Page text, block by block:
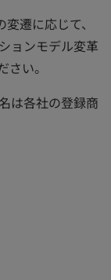
遷に応じて、
ョンモデル変革
い。
は各社の登録商